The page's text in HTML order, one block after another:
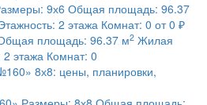
9х6 Общая площадь: 96.37
2 этажа Комнат: 0 от 0 ₽
площадь: 96.37 м2 Жилая
2 этажа Комнат: 0